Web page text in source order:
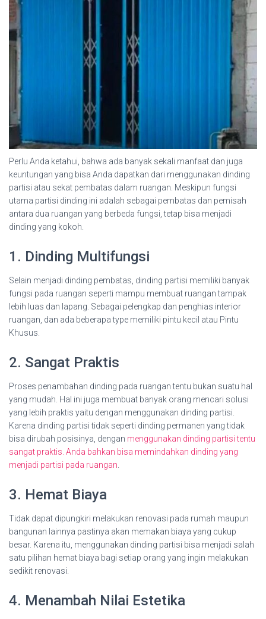
Perlu Anda ketahui, bahwa ada banyak sekali manfaat dan juga
keuntungan yang bisa Anda dapatkan dari menggunakan dinding
partisi atau sekat pembatas dalam ruangan. Meskipun fungsi
utama partisi dinding ini adalah sebagai pembatas dan pemisah
antara dua ruangan yang berbeda fungsi, tetap bisa menjadi
dinding yang kokoh.
1. Dinding Multifungsi
Selain menjadi dinding pembatas, dinding partisi memiliki banyak
fungsi pada ruangan seperti mampu membuat ruangan tampak
lebih luas dan lapang. Sebagai pelengkap dan penghias interior
ruangan, dan ada beberapa type memiliki pintu kecil atau Pintu
Khusus.
2. Sangat Praktis
Proses penambahan dinding pada ruangan tentu bukan suatu hal
yang mudah. Hal ini juga membuat banyak orang mencari solusi
yang lebih praktis yaitu dengan menggunakan dinding partisi.
Karena dinding partisi tidak seperti dinding permanen yang tidak
bisa dirubah posisinya, dengan menggunakan dinding partisi tentu
sangat praktis. Anda bahkan bisa memindahkan dinding yang
menjadi partisi pada ruangan
3. Hemat Biaya
Tidak dapat dipungkiri melakukan renovasi pada rumah maupun
bangunan lainnya pastinya akan memakan biaya yang cukup
besar. Karena itu, menggunakan dinding partisi bisa menjadi salah
satu pilihan hemat biaya bagi setiap orang yang ingin melakukan
sedikit renovasi.
4. Menambah Nilai Estetika